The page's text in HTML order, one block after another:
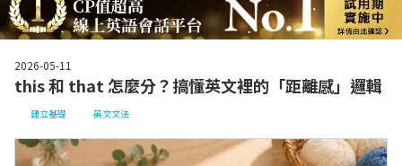
2026-05-11
this 和 that 怎麼分？搞懂英文裡的「距離感」邏輯
建立基礎 英文文法